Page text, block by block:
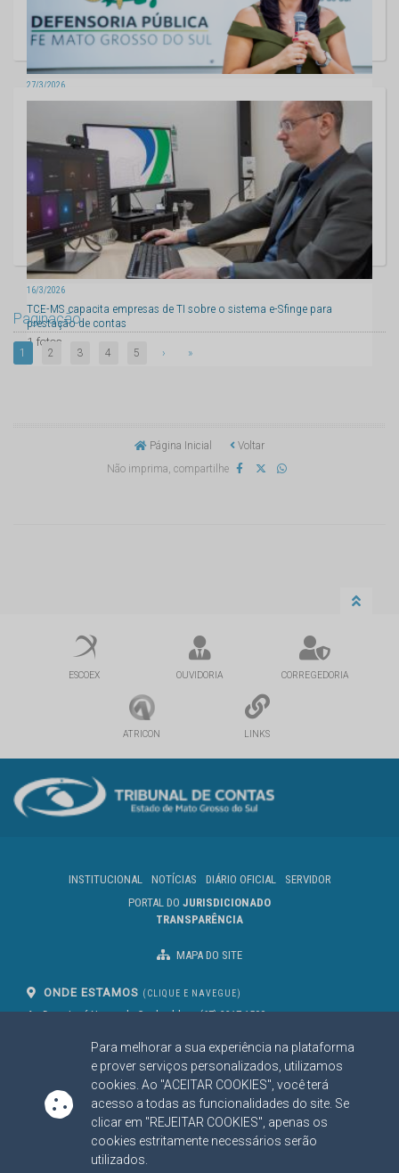
Para melhorar a sua experiência na plataforma
e prover serviços personalizados, utilizamos
cookies. Ao "ACEITAR COOKIES", você terá
acesso a todas as funcionalidades do site. Se
clicar em "REJEITAR COOKIES", apenas os
cookies estritamente necessários serão
utilizados.
27/3/2026
TCE-MS orienta defensores públicos sobre a eficácia do orçamento na
19 fotos
16/3/2026
TCE-MS capacita empresas de TI sobre o sistema e-Sfinge para
prestação de contas
1 fotos
Paginação
1 2 3 4 5 › »
Página Inicial
Voltar
Não imprima, compartilhe
ESCOEX OUVIDORIA CORREGEDORIA
ATRICON LINKS
INSTITUCIONAL NOTÍCIAS DIÁRIO OFICIAL
SERVIDOR
PORTAL DO JURISDICIONADO
TRANSPARÊNCIA
MAPA DO SITE
ONDE ESTAMOS (CLIQUE E NAVEGUE)
Av. Des. José Nunes da Cunha, bloco
Campo Grande/MS
CEP: 79031-310
(67) 3317-1500
SIGA NOSSAS REDES SOCIAIS
Linked InYoutube
Facebook
X